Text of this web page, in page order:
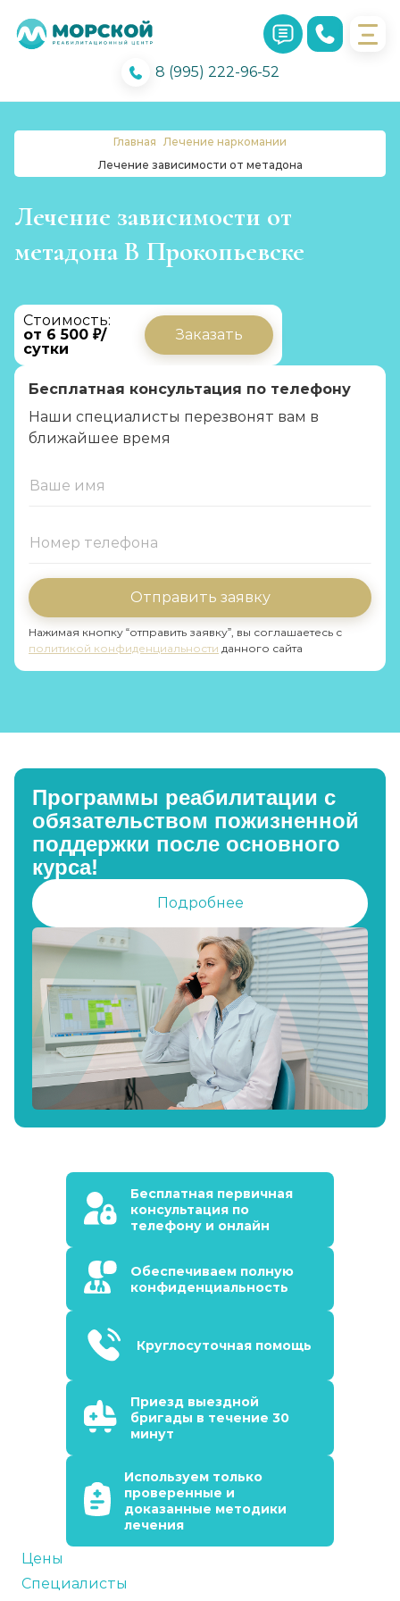
8 (995) 222-96-52
Главная Лечение наркомании
Лечение зависимости от метадона
Лечение зависимости от
метадона В Прокопьевске
Стоимость:
от 6 500 ₽/
сутки
Заказать
Бесплатная консультация по телефону
Наши специалисты перезвонят вам в
ближайшее время
Отправить заявку
Нажимая кнопку “отправить заявку”, вы соглашаетесь с
политикой конфиденциальности данного сайта
Программы реабилитации с
обязательством пожизненной
поддержки после основного
курса!
Подробнее
Бесплатная первичная
консультация по
телефону и онлайн
Обеспечиваем полную
конфиденциальность
Круглосуточная помощь
Приезд выездной
бригады в течение 30
минут
Используем только
проверенные и
доказанные методики
лечения
Цены
Специалисты